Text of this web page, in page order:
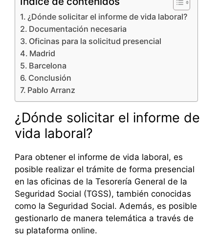
¿Dónde solicitar el informe de vida laboral?
Documentación necesaria
Oficinas para la solicitud presencial
Madrid
Barcelona
Conclusión
Pablo Arranz
¿Dónde solicitar el informe de
vida laboral?
Para obtener el informe de vida laboral, es
posible realizar el trámite de forma presencial
en las oficinas de la Tesorería General de la
Seguridad Social (TGSS), también conocidas
como la Seguridad Social. Además, es posible
gestionarlo de manera telemática a través de
su plataforma online.